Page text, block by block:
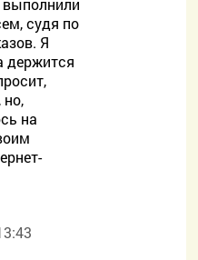
судя по
Я
держится
на